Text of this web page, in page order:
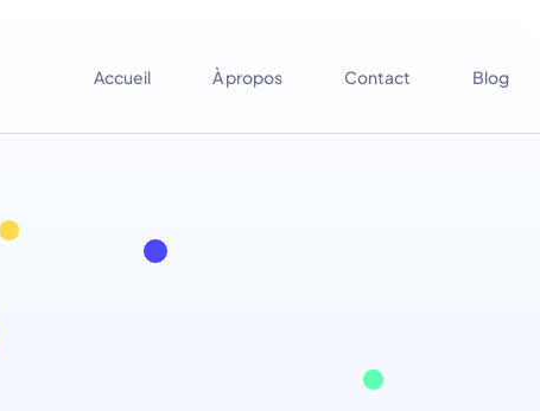
Accueil À propos Contact Blog